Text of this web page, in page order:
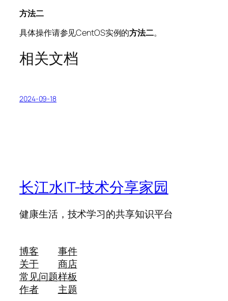
方法二
具体操作请参见CentOS实例的方法二。
相关文档
2024-09-18
长江水IT-技术分享家园
健康生活，技术学习的共享知识平台
博客
关于
常见问题
作者
事件
商店
样板
主题